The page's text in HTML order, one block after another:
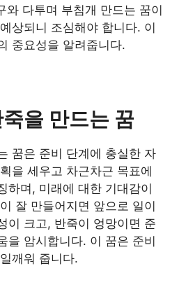
와 다투며 부침개 만드는 꿈이
상되니 조심해야 합니다. 이
중요성을 알려줍니다.
을 만드는 꿈
꿈은 준비 단계에 충실한 자
을 세우고 차근차근 목표에
하며, 미래에 대한 기대감이
잘 만들어지면 앞으로 일이
이 크고, 반죽이 엉망이면 준
을 암시합니다. 이 꿈은 준비
깨워 줍니다.